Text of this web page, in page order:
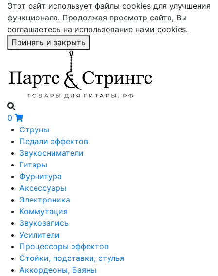
Этот сайт использует файлы cookies для улучшения
функционала. Продолжая просмотр сайта, Вы
соглашаетесь на использование нами cookies.
Принять и закрыть
0
Струны
Педали эффектов
Звукосниматели
Гитары
Фурнитура
Аксессуары
Электроника
Коммутация
Звукозапись
Усилители
Процессоры эффектов
Стойки, подставки, стулья
Аккордеоны, Баяны